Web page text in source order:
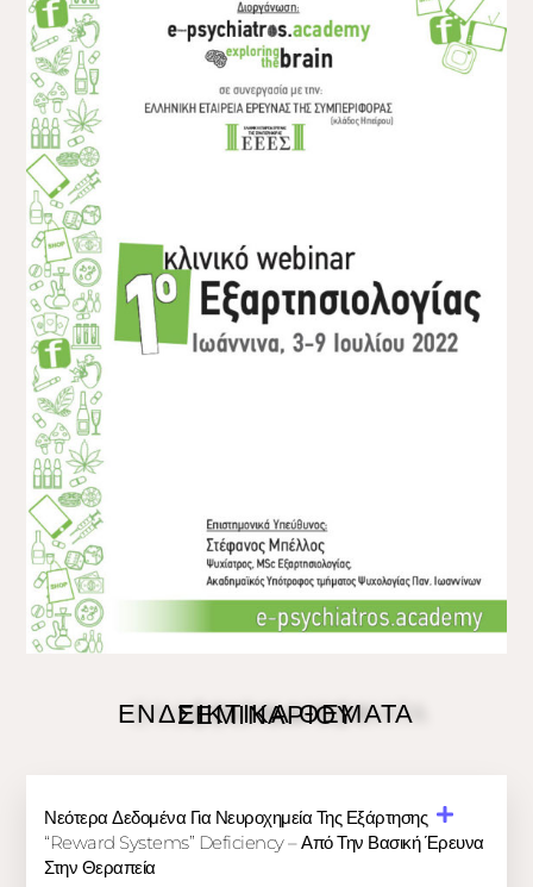
ΕΝΔΕΙΚΤΙΚΑ ΘΕΜΑΤΑ ΣΕΜΙΝΑΡΙΟΥ
Νεότερα Δεδομένα Για Νευροχημεία Της Εξάρτησης
“Reward Systems” Deficiency – Από Την Βασική Έρευνα
Στην Θεραπεία